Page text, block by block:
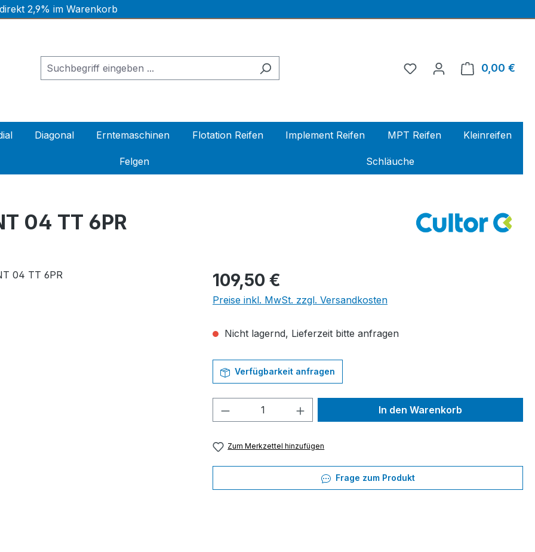
2,9% im Warenkorb
0,00 €
Diagonal Erntemaschinen Flotation Reifen Implement Reifen MPT Reifen Kleinreifen
Felgen Schläuche
04 TT 6PR
Regulärer Preis:
109,50 €
Preise inkl. MwSt. zzgl. Versandkosten
Nicht lagernd, Lieferzeit bitte anfragen
Verfügbarkeit anfragen
Produkt Anzahl: Gib den gewünschten Wert
In den Warenkorb
Zum Merkzettel hinzufügen
Frage zum Produkt